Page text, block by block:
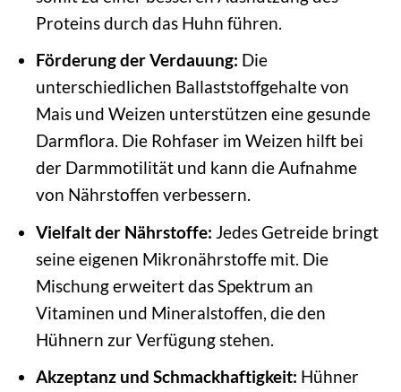
Proteins durch das Huhn führen.
Förderung der Verdauung: Die
unterschiedlichen Ballaststoffgehalte von
Mais und Weizen unterstützen eine gesunde
Darmflora. Die Rohfaser im Weizen hilft bei
der Darmmotilität und kann die Aufnahme
von Nährstoffen verbessern.
Vielfalt der Nährstoffe: Jedes Getreide bringt
seine eigenen Mikronährstoffe mit. Die
Mischung erweitert das Spektrum an
Vitaminen und Mineralstoffen, die den
Hühnern zur Verfügung stehen.
Akzeptanz und Schmackhaftigkeit: Hühner